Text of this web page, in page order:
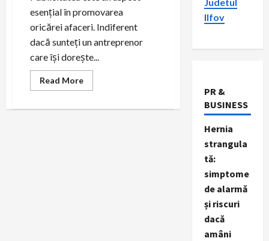
esențial în promovarea
oricărei afaceri. Indiferent
dacă sunteți un antreprenor
care își dorește...
Read MoreRead
more
online
Ilfov
PR &
BUSINESS
Hernia
strangula
tă:
simptome
de alarmă
și riscuri
dacă
amâni